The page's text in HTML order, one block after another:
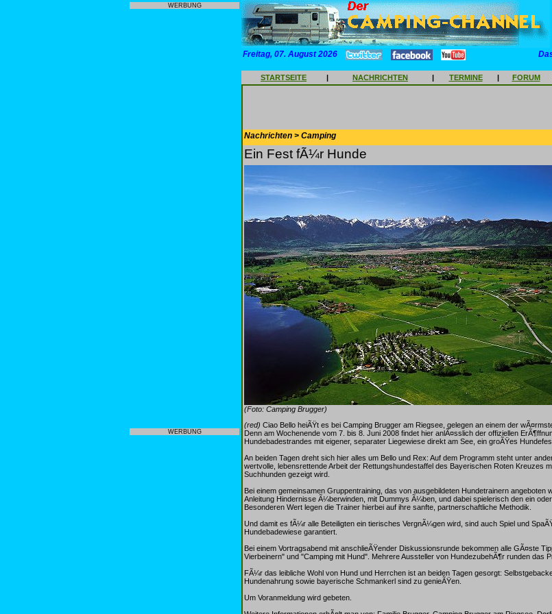
WERBUNG
WERBUNG
Freitag, 07. August 2026
STARTSEITE | NACHRICHTEN | TERMINE | FORUM
Nachrichten > Camping
Ein Fest fÃ¼r Hunde
(Foto: Camping Brugger)
(red) Ciao Bello heiÃŸt es bei Camping Brugger am Riegsee, gelegen an einem der
Denn am Wochenende vom 7. bis 8. Juni 2008 findet hier anlÃ¤sslich der offiziellen
Hundebadestrandes mit eigener, separater Liegewiese direkt am See, ein groÃŸes
An beiden Tagen dreht sich hier alles um Bello und Rex: Auf dem Programm steht unter
wertvolle, lebensrettende Arbeit der Rettungshundestaffel des Bayerischen Roten Kreuzes
Suchhunden gezeigt wird.
Bei einem gemeinsamen Gruppentraining, das von ausgebildeten Hundetrainern angeboten
Anleitung Hindernisse Ã¼berwinden, mit Dummys Ã¼ben, und dabei spielerisch den ein
Besonderen Wert legen die Trainer hierbei auf ihre sanfte, partnerschaftliche Methodik.
Und damit es fÃ¼r alle Beteiligten ein tierisches VergnÃ¼gen wird, sind auch Spiel und
Hundebadewiese garantiert.
Bei einem Vortragsabend mit anschlieÃŸender Diskussionsrunde bekommen alle GÃ¤ste
Vierbeinern" und "Camping mit Hund". Mehrere Aussteller von HundezubehÃ¶r runden das
FÃ¼r das leibliche Wohl von Hund und Herrchen ist an beiden Tagen gesorgt:
Hundenahrung sowie bayerische Schmankerl sind zu genieÃŸen.
Um Voranmeldung wird gebeten.